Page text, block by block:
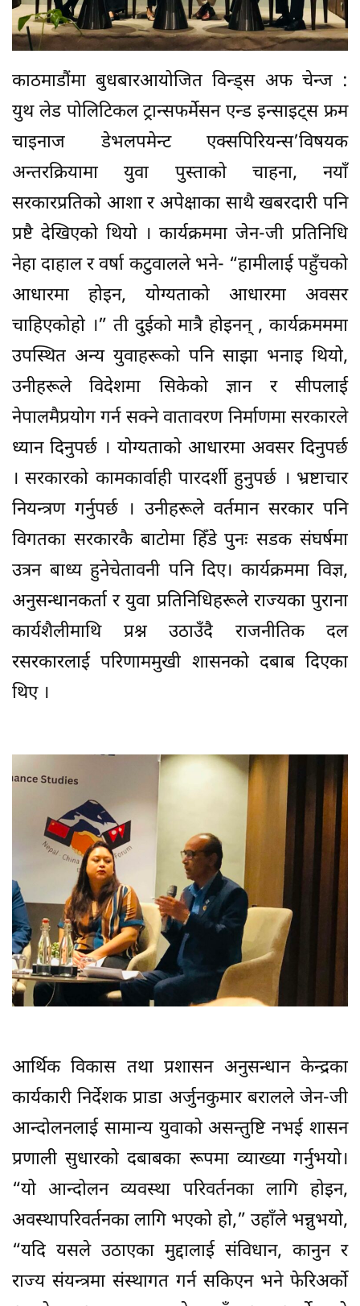
काठमाडौंमा बुधबारआयोजित विन्ड्स अफ चेन्ज :
युथ लेड पोलिटिकल ट्रान्सफर्मेसन एन्ड इन्साइट्स फ्रम
चाइनाज डेभलपमेन्ट एक्सपिरियन्स’विषयक
अन्तरक्रियामा युवा पुस्ताको चाहना, नयाँ
सरकारप्रतिको आशा र अपेक्षाका साथै खबरदारी पनि
प्रष्टै देखिएको थियो । कार्यक्रममा जेन-जी प्रतिनिधि
नेहा दाहाल र वर्षा कटुवालले भने- “हामीलाई पहुँचको
आधारमा होइन, योग्यताको आधारमा अवसर
चाहिएकोहो ।” ती दुईको मात्रै होइनन् , कार्यक्रमममा
उपस्थित अन्य युवाहरूको पनि साझा भनाइ थियो,
उनीहरूले विदेशमा सिकेको ज्ञान र सीपलाई
नेपालमैप्रयोग गर्न सक्ने वातावरण निर्माणमा सरकारले
ध्यान दिनुपर्छ । योग्यताको आधारमा अवसर दिनुपर्छ
। सरकारको कामकार्वाही पारदर्शी हुनुपर्छ । भ्रष्टाचार
नियन्त्रण गर्नुपर्छ । उनीहरूले वर्तमान सरकार पनि
विगतका सरकारकै बाटोमा हिँडे पुनः सडक संघर्षमा
उत्रन बाध्य हुनेचेतावनी पनि दिए। कार्यक्रममा विज्ञ,
अनुसन्धानकर्ता र युवा प्रतिनिधिहरूले राज्यका पुराना
कार्यशैलीमाथि प्रश्न उठाउँदै राजनीतिक दल
रसरकारलाई परिणाममुखी शासनको दबाब दिएका
थिए ।
आर्थिक विकास तथा प्रशासन अनुसन्धान केन्द्रका
कार्यकारी निर्देशक प्राडा अर्जुनकुमार बरालले जेन-जी
आन्दोलनलाई सामान्य युवाको असन्तुष्टि नभई शासन
प्रणाली सुधारको दबाबका रूपमा व्याख्या गर्नुभयो।
“यो आन्दोलन व्यवस्था परिवर्तनका लागि होइन,
अवस्थापरिवर्तनका लागि भएको हो,” उहाँले भन्नुभयो,
“यदि यसले उठाएका मुद्दालाई संविधान, कानुन र
राज्य संयन्त्रमा संस्थागत गर्न सकिएन भने फेरिअर्को